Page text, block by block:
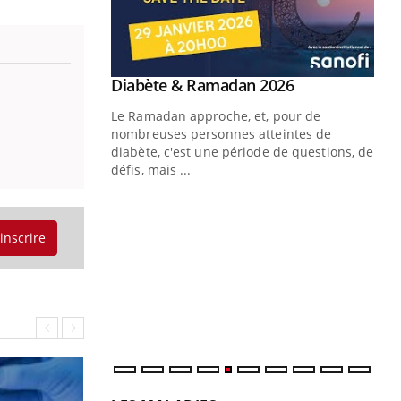
Youtube
Diabète & Ramadan 2026Youtube
Le Ramadan approche, et, pour de
nombreuses personnes atteintes de
diabète, c'est une période de questions, de
défis, mais ...